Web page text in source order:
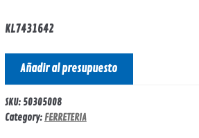
KL7431642
Añadir al presupuesto
SKU: 50305008
Category:FERRETERIA